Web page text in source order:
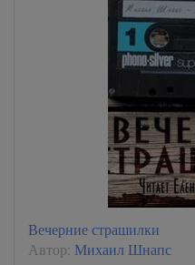
Вечерние страшилки
Автор: Михаил Шнапс